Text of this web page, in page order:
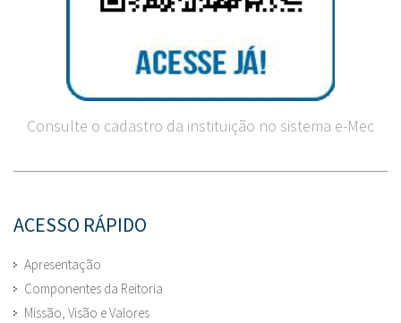
Consulte o cadastro da instituição no sistema e-Mec
ACESSO RÁPIDO
Apresentação
Componentes da Reitoria
Missão, Visão e Valores